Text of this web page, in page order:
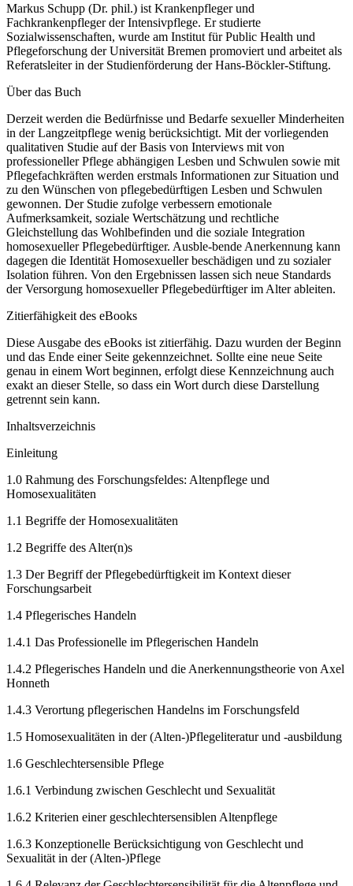
Markus Schupp (Dr. phil.) ist Krankenpfleger und
Fachkrankenpfleger der Intensivpflege. Er studierte
Sozialwissenschaften, wurde am Institut für Public Health und
Pflegeforschung der Universität Bremen promoviert und arbeitet als
Referatsleiter in der Studienförderung der Hans-Böckler-Stiftung.
Über das Buch
Derzeit werden die Bedürfnisse und Bedarfe sexueller Minderheiten
in der Langzeitpflege wenig berücksichtigt. Mit der vorliegenden
qualitativen Studie auf der Basis von Interviews mit von
professioneller Pflege abhängigen Lesben und Schwulen sowie mit
Pflegefachkräften werden erstmals Informationen zur Situation und
zu den Wünschen von pflegebedürftigen Lesben und Schwulen
gewonnen. Der Studie zufolge verbessern emotionale
Aufmerksamkeit, soziale Wertschätzung und rechtliche
Gleichstellung das Wohlbefinden und die soziale Integration
homosexueller Pflegebedürftiger. Ausble-bende Anerkennung kann
dagegen die Identität Homosexueller beschädigen und zu sozialer
Isolation führen. Von den Ergebnissen lassen sich neue Standards
der Versorgung homosexueller Pflegebedürftiger im Alter ableiten.
Zitierfähigkeit des eBooks
Diese Ausgabe des eBooks ist zitierfähig. Dazu wurden der Beginn
und das Ende einer Seite gekennzeichnet. Sollte eine neue Seite
genau in einem Wort beginnen, erfolgt diese Kennzeichnung auch
exakt an dieser Stelle, so dass ein Wort durch diese Darstellung
getrennt sein kann.
Inhaltsverzeichnis
Einleitung
1.0 Rahmung des Forschungsfeldes: Altenpflege und
Homosexualitäten
1.1 Begriffe der Homosexualitäten
1.2 Begriffe des Alter(n)s
1.3 Der Begriff der Pflegebedürftigkeit im Kontext dieser
Forschungsarbeit
1.4 Pflegerisches Handeln
1.4.1 Das Professionelle im Pflegerischen Handeln
1.4.2 Pflegerisches Handeln und die Anerkennungstheorie von Axel
Honneth
1.4.3 Verortung pflegerischen Handelns im Forschungsfeld
1.5 Homosexualitäten in der (Alten-)Pflegeliteratur und -ausbildung
1.6 Geschlechtersensible Pflege
1.6.1 Verbindung zwischen Geschlecht und Sexualität
1.6.2 Kriterien einer geschlechtersensiblen Altenpflege
1.6.3 Konzeptionelle Berücksichtigung von Geschlecht und
Sexualität in der (Alten-)Pflege